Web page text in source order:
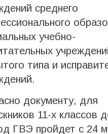
среднего
учебно-
типа и
документу, для
11-х классов
ГВЭ пройдет с 24